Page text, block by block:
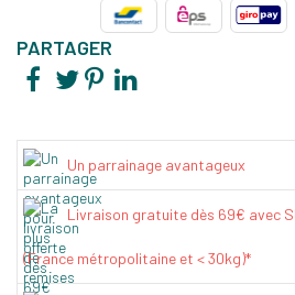
PARTAGER
Un parrainage avantageux
Livraison gratuite dès 69€ avec
(France métropolitaine et < 30kg)*